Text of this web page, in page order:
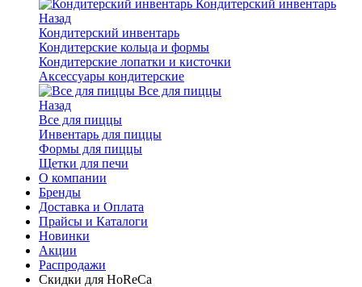
Кондитерский инвентарь
Назад
Кондитерский инвентарь
Кондитерские кольца и формы
Кондитерские лопатки и кисточки
Аксессуары кондитерские
Все для пиццы
Назад
Все для пиццы
Инвентарь для пиццы
Формы для пиццы
Щетки для печи
О компании
Бренды
Доставка и Оплата
Прайсы и Каталоги
Новинки
Акции
Распродажи
Скидки для HoReCa